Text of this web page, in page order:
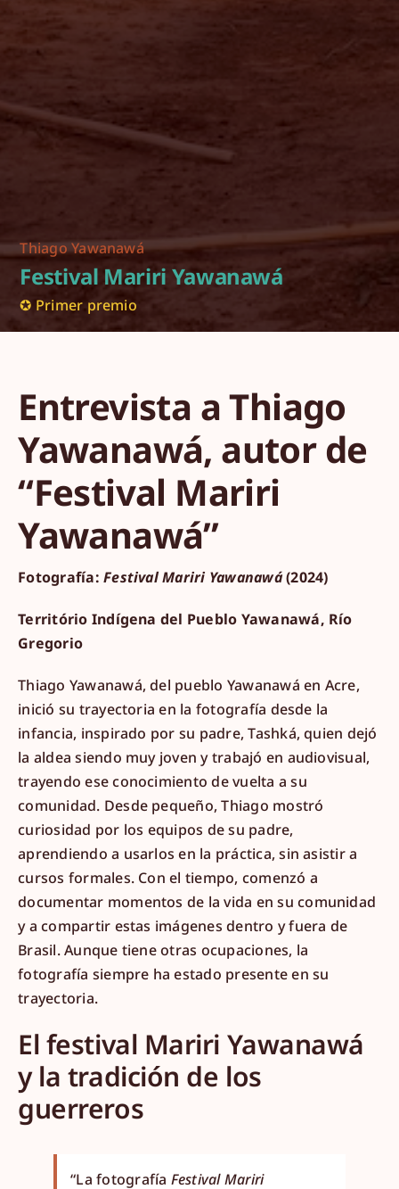
Thiago Yawanawá
Festival Mariri Yawanawá
✪ Primer premio
Entrevista a Thiago
Yawanawá, autor de
“Festival Mariri
Yawanawá”
Fotografía:Festival Mariri Yawanawá(2024)
Território Indígena del Pueblo Yawanawá, Río
Gregorio
Thiago Yawanawá, del pueblo Yawanawá en Acre,
inició su trayectoria en la fotografía desde la
infancia, inspirado por su padre, Tashká, quien dejó
la aldea siendo muy joven y trabajó en audiovisual,
trayendo ese conocimiento de vuelta a su
comunidad. Desde pequeño, Thiago mostró
curiosidad por los equipos de su padre,
aprendiendo a usarlos en la práctica, sin asistir a
cursos formales. Con el tiempo, comenzó a
documentar momentos de la vida en su comunidad
y a compartir estas imágenes dentro y fuera de
Brasil. Aunque tiene otras ocupaciones, la
fotografía siempre ha estado presente en su
trayectoria.
El festival Mariri Yawanawá
y la tradición de los
guerreros
“La fotografía Festival Mariri